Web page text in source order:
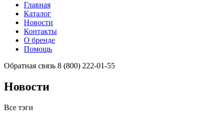
Главная
Каталог
Новости
Контакты
О бренде
Помощь
Обратная связь 8 (800) 222-01-55
Новости
Все тэги